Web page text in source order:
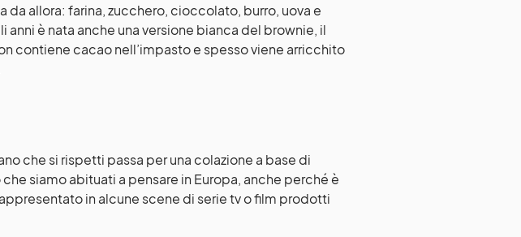
da allora: farina, zucchero, cioccolato, burro, uova e
è nata anche una versione bianca del brownie, il
contiene cacao nell’impasto e spesso viene arricchito
che si rispetti passa per una colazione a base di
siamo abituati a pensare in Europa, anche perché è
in alcune scene di serie tv o film prodotti